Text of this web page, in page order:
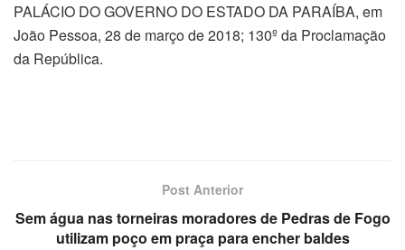
PALÁCIO DO GOVERNO DO ESTADO DA PARAÍBA, em
João Pessoa, 28 de março de 2018; 130º da Proclamação
da República.
Post Anterior
Sem água nas torneiras moradores de Pedras de Fogo
utilizam poço em praça para encher baldes